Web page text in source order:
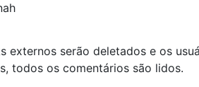
externos serão deletados e os
todos os comentários são lidos.